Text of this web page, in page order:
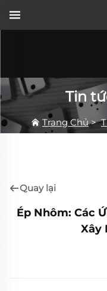
Tin
Trang Chủ>
Quay lại
Ép Nhôm: Các
Xây